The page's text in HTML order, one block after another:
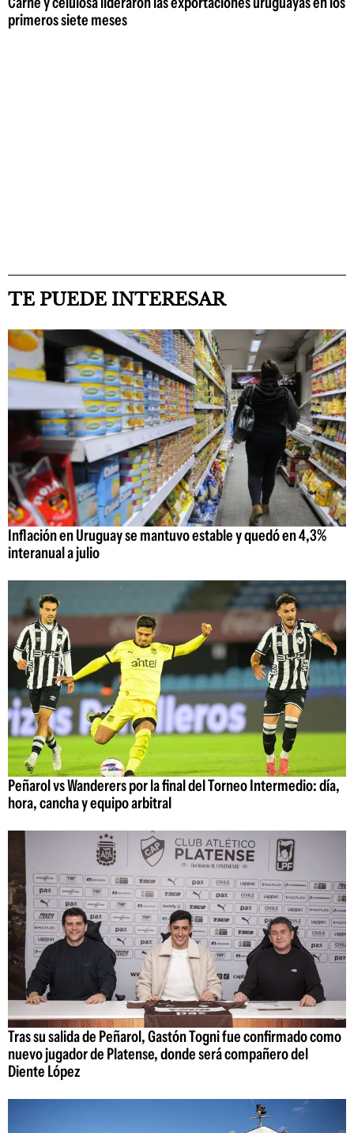
primeros siete meses
TE PUEDE INTERESAR
Inflación en Uruguay se mantuvo estable y quedó en 4,3%
interanual a julio
Peñarol vs Wanderers por la final del Torneo Intermedio: día,
hora, cancha y equipo arbitral
Tras su salida de Peñarol, Gastón Togni fue confirmado como
nuevo jugador de Platense, donde será compañero del
Diente López